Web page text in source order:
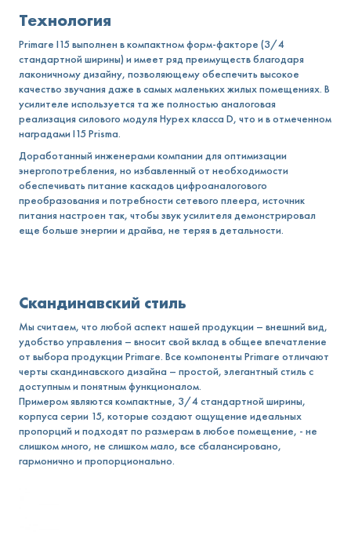
Технология
Primare I15 выполнен в компактном форм-факторе (3/4
стандартной ширины) и имеет ряд преимуществ благодаря
лаконичному дизайну, позволяющему обеспечить высокое
качество звучания даже в самых маленьких жилых помещениях. В
усилителе используется та же полностью аналоговая
реализация силового модуля Hypex класса D, что и в отмеченном
наградами I15 Prisma.
Доработанный инженерами компании для оптимизации
энергопотребления, но избавленный от необходимости
обеспечивать питание каскадов цифроаналогового
преобразования и потребности сетевого плеера, источник
питания настроен так, чтобы звук усилителя демонстрировал
еще больше энергии и драйва, не теряя в детальности.
Скандинавский стиль
Мы считаем, что любой аспект нашей продукции – внешний вид,
удобство управления – вносит свой вклад в общее впечатление
от выбора продукции Primare. Все компоненты Primare отличают
черты скандинавского дизайна – простой, элегантный стиль с
доступным и понятным функционалом.
Примером являются компактные, 3/4 стандартной ширины,
корпуса серии 15, которые создают ощущение идеальных
пропорций и подходят по размерам в любое помещение, - не
слишком много, не слишком мало, все сбалансировано,
гармонично и пропорционально.